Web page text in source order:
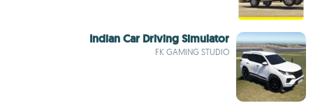
Indian Car Driving Simulator
FK GAMING STUDIO